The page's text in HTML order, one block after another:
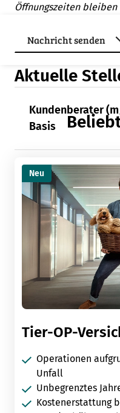
Öffnungszeiten
Aktuelle
Kundenberater
Basis
Neu
Tier-OP-
Operationen
Unfall
Unbegrenztes
Kostenerstattung